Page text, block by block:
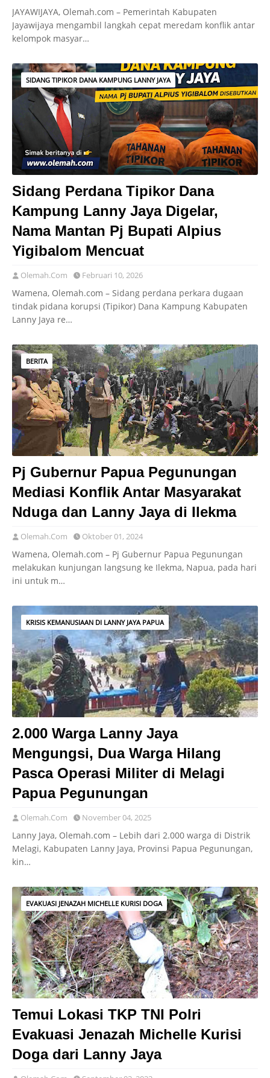
JAYAWIJAYA, Olemah.com – Pemerintah Kabupaten
Jayawijaya mengambil langkah cepat meredam konflik antar
kelompok masyar…
SIDANG TIPIKOR DANA KAMPUNG LANNY JAYA
Sidang Perdana Tipikor Dana
Kampung Lanny Jaya Digelar,
Nama Mantan Pj Bupati Alpius
Yigibalom Mencuat
Olemah.Com Februari 10, 2026
Wamena, Olemah.com – Sidang perdana perkara dugaan
tindak pidana korupsi (Tipikor) Dana Kampung Kabupaten
Lanny Jaya re…
BERITA
Pj Gubernur Papua Pegunungan
Mediasi Konflik Antar Masyarakat
Nduga dan Lanny Jaya di Ilekma
Olemah.Com Oktober 01, 2024
Wamena, Olemah.com – Pj Gubernur Papua Pegunungan
melakukan kunjungan langsung ke Ilekma, Napua, pada hari
ini untuk m…
KRISIS KEMANUSIAAN DI LANNY JAYA PAPUA
2.000 Warga Lanny Jaya
Mengungsi, Dua Warga Hilang
Pasca Operasi Militer di Melagi
Papua Pegunungan
Olemah.Com November 04, 2025
Lanny Jaya, Olemah.com – Lebih dari 2.000 warga di Distrik
Melagi, Kabupaten Lanny Jaya, Provinsi Papua Pegunungan,
kin…
EVAKUASI JENAZAH MICHELLE KURISI DOGA
Temui Lokasi TKP TNI Polri
Evakuasi Jenazah Michelle Kurisi
Doga dari Lanny Jaya